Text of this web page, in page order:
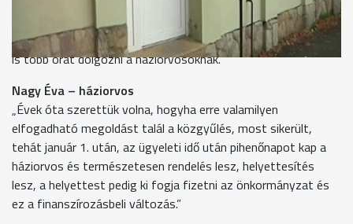
A szombathelyi közgyűlési határozat az ügyeleti rendszerben
is hoz változásokat: a jövőben nem kell egyben 30 vagy annál
is több órát dolgozni a háziorvosoknak.
Nagy Éva – háziorvos
„Évek óta szerettük volna, hogyha erre valamilyen
elfogadható megoldást talál a közgyűlés, most sikerült,
tehát január 1. után, az ügyeleti idő után pihenőnapot kap a
háziorvos és természetesen rendelés lesz, helyettesítés
lesz, a helyettest pedig ki fogja fizetni az önkormányzat és
ez a finanszírozásbeli változás.”